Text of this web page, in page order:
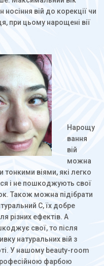
носіння вій до корекції чи
при цьому нарощені вії
Нарощу
вання
вій
можна
тонкими віями, які легко
і не пошкоджують свої
Також можна підібрати
С, їх добре
різних ефектів. А
свої, то після
натуральних вій з
У нашому beauty-room
фарбою